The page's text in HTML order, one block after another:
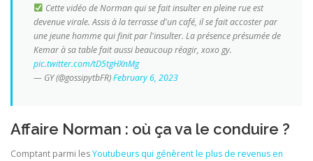
Cette vidéo de Norman qui se fait insulter en pleine rue est
devenue virale. Assis à la terrasse d'un café, il se fait accoster par
une jeune homme qui finit par l'insulter. La présence présumée de
Kemar à sa table fait aussi beaucoup réagir, xoxo gy.
pic.twitter.com/tD5tgHXnMg
— GY (@gossipytbFR)February 6, 2023
Affaire Norman : où ça va le conduire ?
Comptant parmi lesYoutubeurs qui génèrent le plus de revenus en